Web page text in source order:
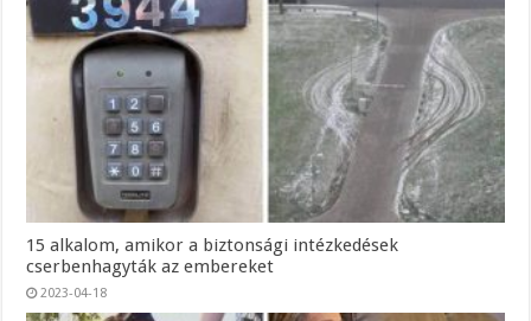
15 alkalom, amikor a biztonsági intézkedések
cserbenhagyták az embereket
2023-04-18